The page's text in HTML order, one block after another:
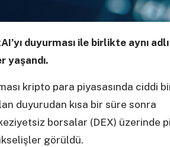
duyurması ile birlikte aynı
yaşandı.
kripto para piyasasında ciddi
duyurudan kısa bir süre sonra
borsalar (DEX) üzerinde
görüldü.